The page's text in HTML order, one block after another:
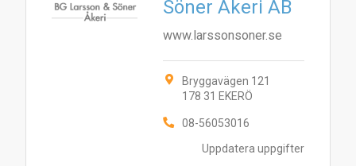
Uppdatera uppgifter
Söner Åkeri AB
www.larssonsoner.se
Bryggavägen 121
178 31 EKERÖ
08-56053016